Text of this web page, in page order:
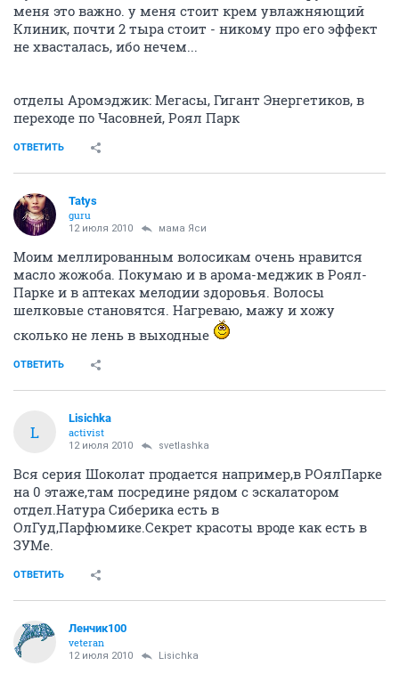
меня это важно. у меня стоит крем увлажняющий
Клиник, почти 2 тыра стоит - никому про его эффект
не хвасталась, ибо нечем...
отделы Аромэджик: Мегасы, Гигант Энергетиков, в
переходе по Часовней, Роял Парк
ОТВЕТИТЬ
Tatys
guru
12 июля 2010 мама Яси
Моим меллированным волосикам очень нравится
масло жожоба. Покумаю и в арома-меджик в Роял-
Парке и в аптеках мелодии здоровья. Волосы
шелковые становятся. Нагреваю, мажу и хожу
сколько не лень в выходные
ОТВЕТИТЬ
L
Lisichka
activist
12 июля 2010 svetlashka
Вся серия Шоколат продается например,в РОялПарке
на 0 этаже,там посредине рядом с эскалатором
отдел.Натура Сиберика есть в
ОлГуд,Парфюмике.Секрет красоты вроде как есть в
ЗУМе.
ОТВЕТИТЬ
Ленчик100
veteran
12 июля 2010 Lisichka